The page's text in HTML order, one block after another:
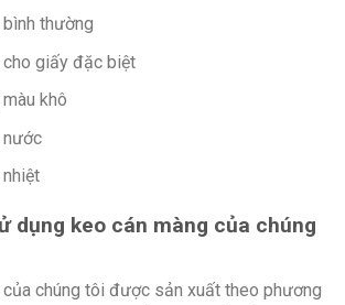
thường
cho giấy đặc biệt
khô
nước
nhiệt
dụng keo cán màng của chúng
của chúng tôi được sản xuất theo phương